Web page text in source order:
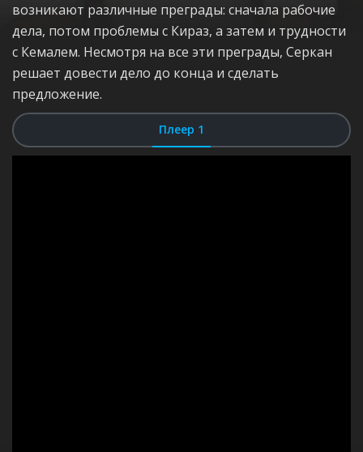
возникают различные преграды: сначала рабочие
дела, потом проблемы с Кираз, а затем и трудности
с Кемалем. Несмотря на все эти преграды, Серкан
решает довести дело до конца и сделать
предложение.
Плеер 1